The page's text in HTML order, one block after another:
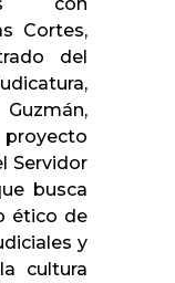
Cortes,
del
Servidor
busca
ético de
y
cultura